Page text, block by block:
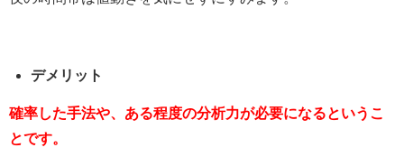
デメリット
確率した手法や、ある程度の分析力が必要になるというこ
とです。